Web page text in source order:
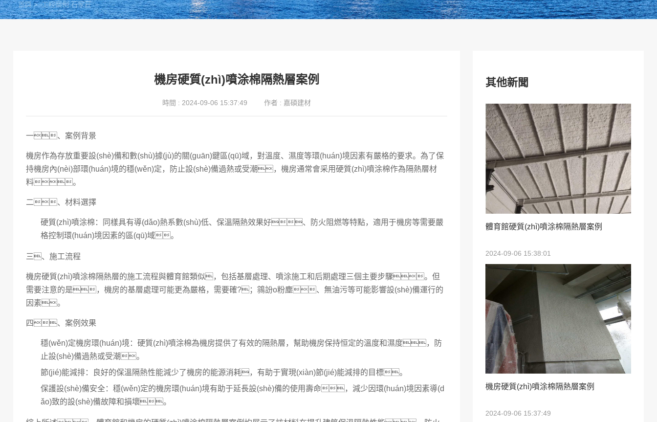
首頁>工程案例 石家莊
機房硬質(zhì)噴涂棉隔熱層案例
時間 : 2024-09-06 15:37:49 作者 : 嘉碩建材
一、案例背景
機房作為存放重要設(shè)備和數(shù)據(jù)的關(guān)鍵區(qū)域，對溫度、濕度等環(huán)境因素有嚴格的要求。為了保
持機房內(nèi)部環(huán)境的穩(wěn)定，防止設(shè)備過熱或受潮，機房通常會采用硬質(zhì)噴涂棉作為隔熱層材
料。
二、材料選擇
硬質(zhì)噴涂棉 ：同樣具有導(dǎo)熱系數(shù)低、保溫隔熱效果好、防火阻燃等特點，適用于機房等需要嚴
格控制環(huán)境因素的區(qū)域。
三、施工流程
機房硬質(zhì)噴涂棉隔熱層的施工流程與體育館類似，包括基層處理、噴涂施工和后期處理三個主要步驟。但
需要注意的是，機房的基層處理可能更為嚴格，需要確?；鶎訜o粉塵、無油污等可能影響設(shè)備運行的
因素。
四、案例效果
穩(wěn)定機房環(huán)境 ：硬質(zhì)噴涂棉為機房提供了有效的隔熱層，幫助機房保持恒定的溫度和濕度，防
止設(shè)備過熱或受潮。
節(jié)能減排：良好的保溫隔熱性能減少了機房的能源消耗，有助于實現(xiàn)節(jié)能減排的目標。
保護設(shè)備安全：穩(wěn)定的機房環(huán)境有助于延長設(shè)備的使用壽命，減少因環(huán)境因素導(d
ǎo)致的設(shè)備故障和損壞。
其他新聞
體育館硬質(zhì)噴涂棉隔熱層案例
2024-09-06 15:38:01
機房硬質(zhì)噴涂棉隔熱層案例
2024-09-06 15:37:49